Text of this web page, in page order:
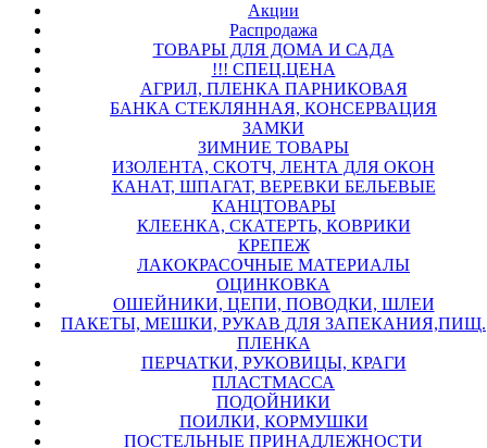
Акции
Распродажа
ТОВАРЫ ДЛЯ ДОМА И САДА
!!! СПЕЦ.ЦЕНА
АГРИЛ, ПЛЕНКА ПАРНИКОВАЯ
БАНКА СТЕКЛЯННАЯ, КОНСЕРВАЦИЯ
ЗАМКИ
ЗИМНИЕ ТОВАРЫ
ИЗОЛЕНТА, СКОТЧ, ЛЕНТА ДЛЯ ОКОН
КАНАТ, ШПАГАТ, ВЕРЕВКИ БЕЛЬЕВЫЕ
КАНЦТОВАРЫ
КЛЕЕНКА, СКАТЕРТЬ, КОВРИКИ
КРЕПЕЖ
ЛАКОКРАСОЧНЫЕ МАТЕРИАЛЫ
ОЦИНКОВКА
ОШЕЙНИКИ, ЦЕПИ, ПОВОДКИ, ШЛЕИ
ПАКЕТЫ, МЕШКИ, РУКАВ ДЛЯ ЗАПЕКАНИЯ,ПИЩ.
ПЛЕНКА
ПЕРЧАТКИ, РУКОВИЦЫ, КРАГИ
ПЛАСТМАССА
ПОДОЙНИКИ
ПОИЛКИ, КОРМУШКИ
ПОСТЕЛЬНЫЕ ПРИНАДЛЕЖНОСТИ